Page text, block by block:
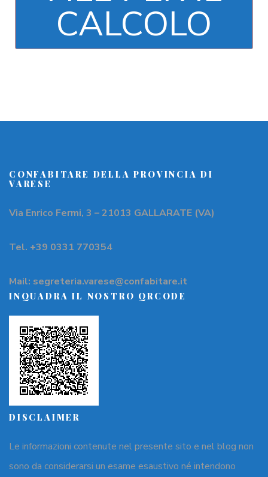
CALCOLO
CONFABITARE DELLA PROVINCIA DI
VARESE
Via Enrico Fermi, 3 – 21013 GALLARATE (VA)
Tel. +39 0331 770354
Mail: segreteria.varese@confabitare.it
INQUADRA IL NOSTRO QRCODE
DISCLAIMER
Le informazioni contenute nel presente sito e nel blog non
sono da considerarsi un esame esaustivo né intendono